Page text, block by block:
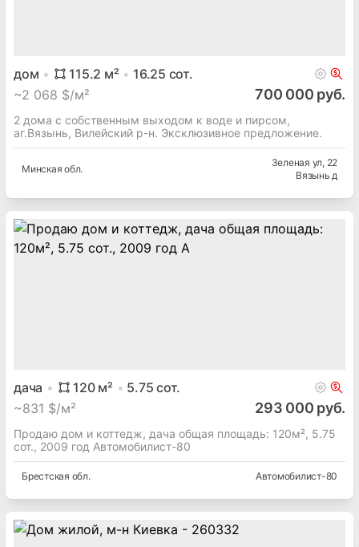
дом 115.2 м² 16.25 сот.
~2 068 $/м² 700 000 руб.
2 дома с собственным выходом к воде и пирсом,
аг.Вязынь, Вилейский р-н. Эксклюзивное предложение.
Минская обл.
Зеленая ул, 22
Вязынь д
дача 120м² 5.75 сот.
~831 $/м² 293 000 руб.
Продаю дом и коттедж, дача общая площадь: 120м², 5.75
сот., 2009 год Автомобилист-80
Брестская обл. Автомобилист-80